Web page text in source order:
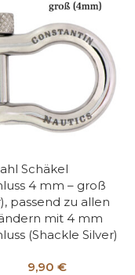
Schäkel
4 mm – groß
passend zu allen
mit 4 mm
(Shackle Silver)
9,90 €